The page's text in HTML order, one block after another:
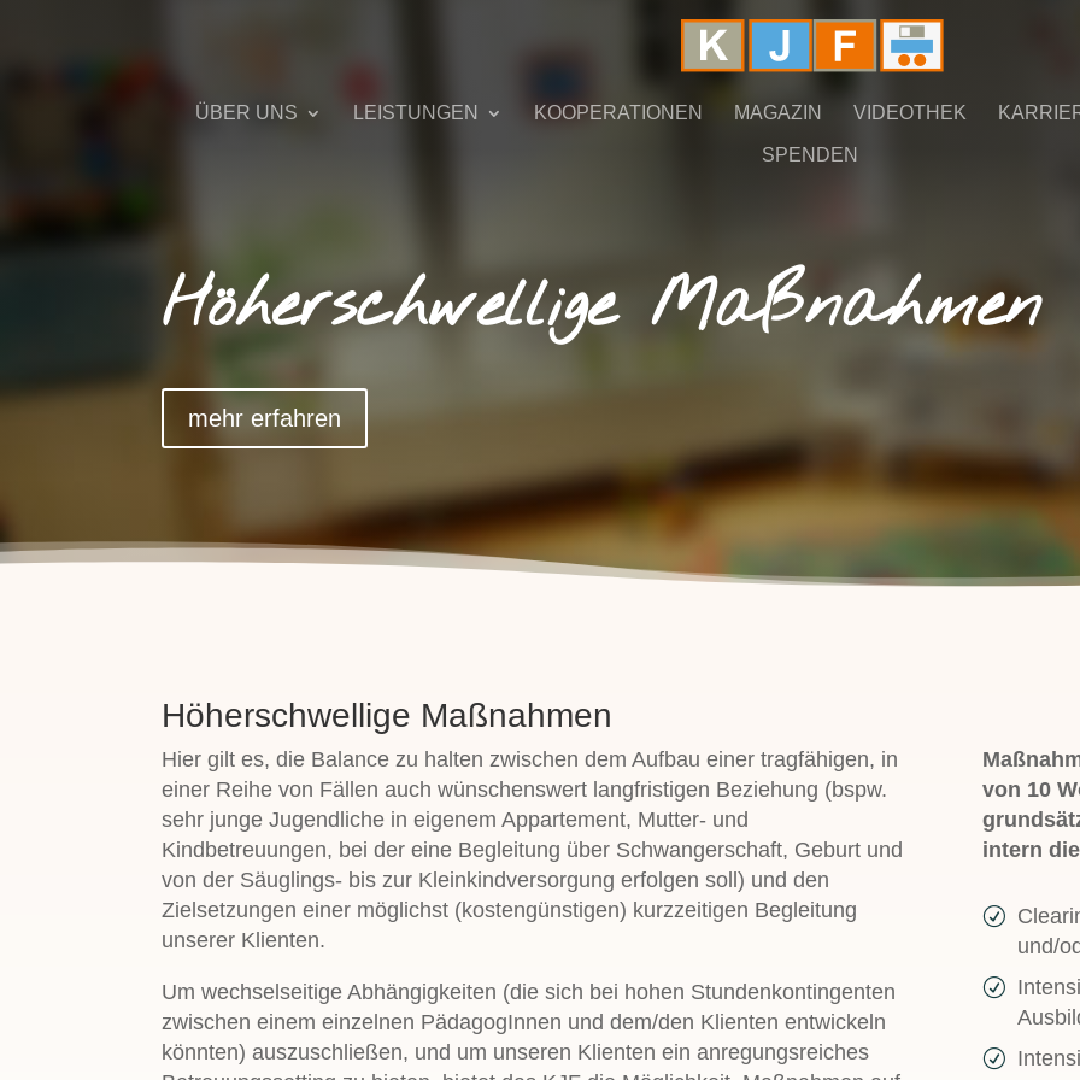
ÜBER UNS LEISTUNGEN KOOPERATIONEN MAGAZIN VIDEOTHEK
SPENDEN
Höherschwellige Maßnahmen
mehr erfahren
Höherschwellige Maßnahmen
Hier gilt es, die Balance zu halten zwischen dem Aufbau einer tragfähigen, in
einer Reihe von Fällen auch wünschenswert langfristigen Beziehung (bspw.
sehr junge Jugendliche in eigenem Appartement, Mutter- und
Kindbetreuungen, bei der eine Begleitung über Schwangerschaft, Geburt und
von der Säuglings- bis zur Kleinkindversorgung erfolgen soll) und den
Zielsetzungen einer möglichst (kostengünstigen) kurzzeitigen Begleitung
unserer Klienten.
Um wechselseitige Abhängigkeiten (die sich bei hohen Stundenkontingenten
zwischen einem einzelnen PädagogInnen und dem/den Klienten entwickeln
könnten) auszuschließen, und um unseren Klienten ein anregungsreiches
von 10
intern
und/